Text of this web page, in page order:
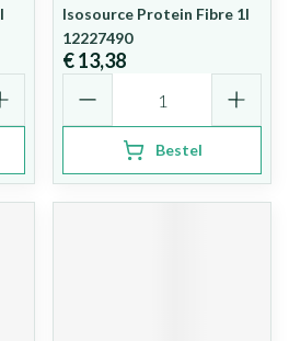
Isosource Protein Fibre 1l
12227490
€ 13,38
Bestel